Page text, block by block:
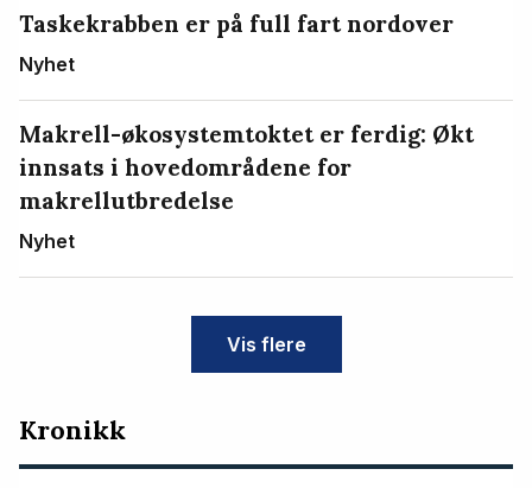
Taskekrabben er på full fart nordover
Nyhet
Makrell-økosystemtoktet er ferdig: Økt
innsats i hovedområdene for
makrellutbredelse
Nyhet
Vis flere
Kronikk